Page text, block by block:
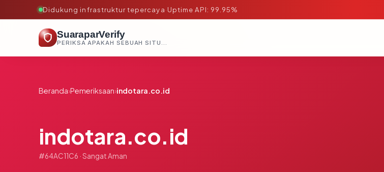
Didukung infrastruktur tepercaya·Uptime API: 99.95%
SuaraparVerify
PERIKSA APAKAH SEBUAH SITUS AMAN, TEPERCAYA, DAN TERVERIFIKASI DALAM HITUNGAN DETIK.
Beranda›Pemeriksaan›indotara.co.id
indotara.co.id
#64AC11C6 · Sangat Aman